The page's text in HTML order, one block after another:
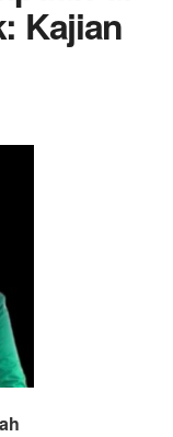
Kajian